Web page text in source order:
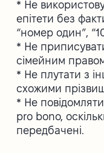
* Не
епітети без
“номер один”,
* Не
сімейним
* Не плутати з
схожими
* Не
pro bono,
передбачені.